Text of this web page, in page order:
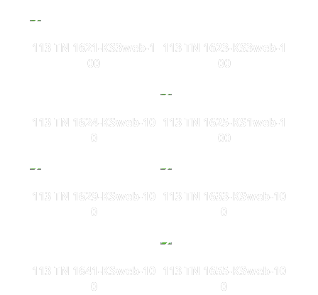
113 TN 1621-KS3web-1
00
113 TN 1623-KS3web-1
00
113 TN 1624-KSweb-10
0
113 TN 1625-KS1web-1
00
113 TN 1629-KSweb-10
0
113 TN 1633-KSweb-10
0
113 TN 1641-KSweb-10
0
113 TN 1655-KSweb-10
0